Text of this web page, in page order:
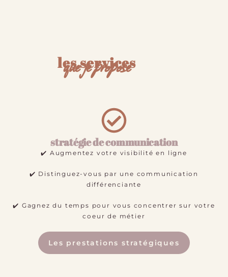
les services
que je propose
stratégie de communication
✔️ Augmentez votre visibilité en ligne
✔️ Distinguez-vous par une communication
différenciante
✔️ Gagnez du temps pour vous concentrer sur votre
coeur de métier
Les prestations stratégiques